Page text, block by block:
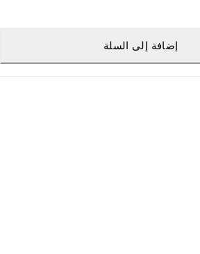
إضافة إلى السلة